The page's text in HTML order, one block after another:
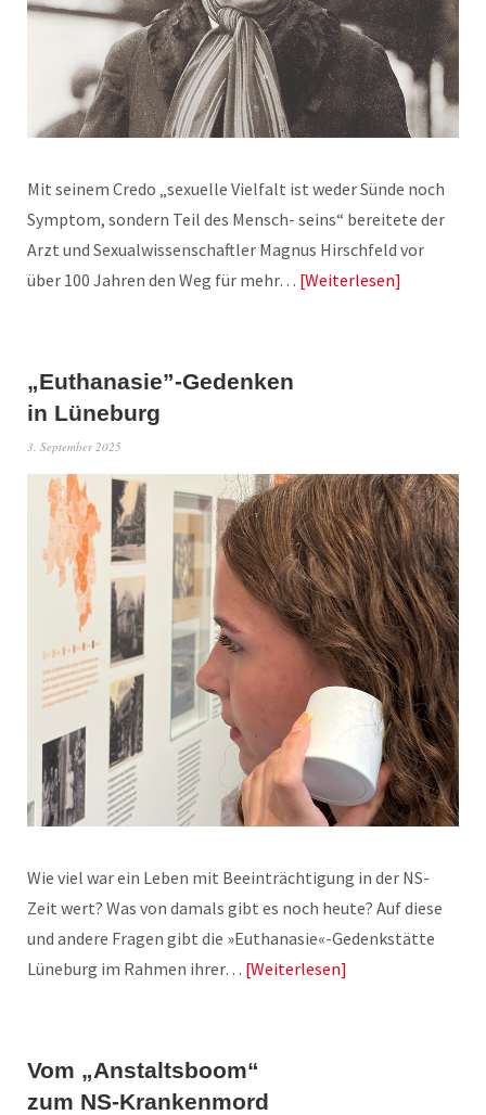
Mit seinem Credo „sexuelle Vielfalt ist weder Sünde noch
Symptom, sondern Teil des Mensch- seins“ bereitete der
Arzt und Sexualwissenschaftler Magnus Hirschfeld vor
über 100 Jahren den Weg für mehr… Weiterlesen
„Euthanasie”-Gedenken
in Lüneburg
3. September 2025
Wie viel war ein Leben mit Beeinträchtigung in der NS-
Zeit wert? Was von damals gibt es noch heute? Auf diese
und andere Fragen gibt die »Euthanasie«-Gedenkstätte
Lüneburg im Rahmen ihrer… Weiterlesen
Vom „Anstaltsboom“
zum NS-Krankenmord